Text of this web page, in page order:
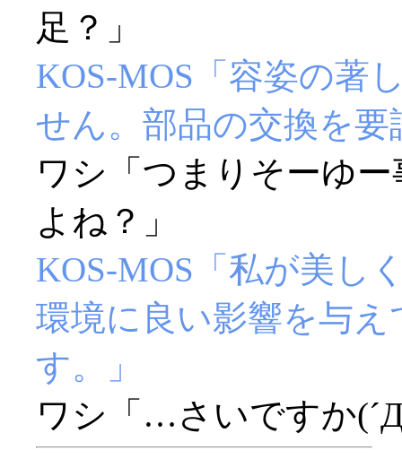
足？」
KOS-MOS「容姿の著
せん。部品の交換を
ワシ「つまりそーゆ
よね？」
KOS-MOS「私が美し
環境に良い影響を与
す。」
ワシ「…さいですか